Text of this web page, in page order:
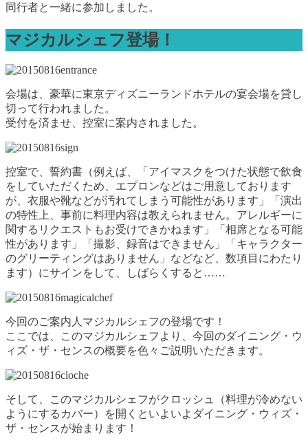
同行者と一緒に参加しました。
マジカルシェフ登場！
会場は、豪華に東京ディズニーランドホテルの宴会場を貸し
切って行われました。
受付を済ませ、控室に案内されました。
控室で、誓約書（例えば、「アイマスクをつけた状態で飲食
をしていただくため、エプロンなどはご用意しております
が、衣服や靴などが汚れてしまう可能性があります」「演出
の特性上、事前に料理内容は教えられません。アレルギーに
関するリクエストもお受けできかねます」「相席となる可能
性があります」「撮影、録音はできません」「キャラクター
のグリーティングはありません」などなど、数項目にわたり
ます）にサインをして、しばらくすると……
今回のご案内人マジカルシェフの登場です！
ここでは、このマジカルシェフより、今回のダイニング・ウ
ィズ・ザ・センスの概要を色々ご説明いただきます。
そして、このマジカルシェフがクロッシュ（料理が冷めない
ようにするカバー）を開くといよいよダイニング・ウィズ・
ザ・センスが始まります！